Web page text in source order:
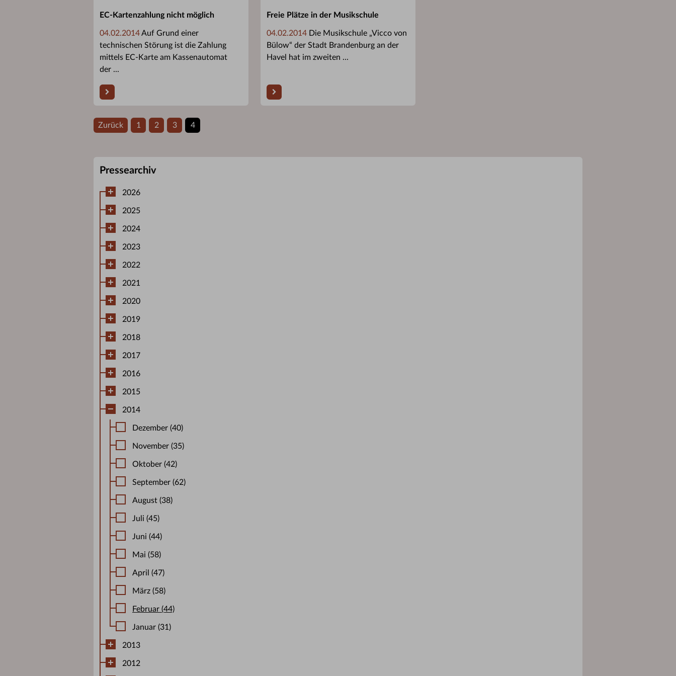
EC-Kartenzahlung nicht möglich
04.02.2014Auf Grund einer
technischen Störung ist die Zahlung
mittels EC-Karte am Kassenautomat
der ...
Freie Plätze in der Musikschule
04.02.2014 Die Musikschule „Vicco von
Bülow“ der Stadt Brandenburg an der
Havel hat im zweiten ...
Zurück 1 2 3 4
Pressearchiv
2026
2025
2024
2023
2022
2021
2020
2019
2018
2017
2016
2015
2014
Dezember (40)
November (35)
Oktober (42)
September (62)
August (38)
Juli (45)
Juni (44)
Mai (58)
April (47)
März (58)
Februar (44)
Januar (31)
2013
2012